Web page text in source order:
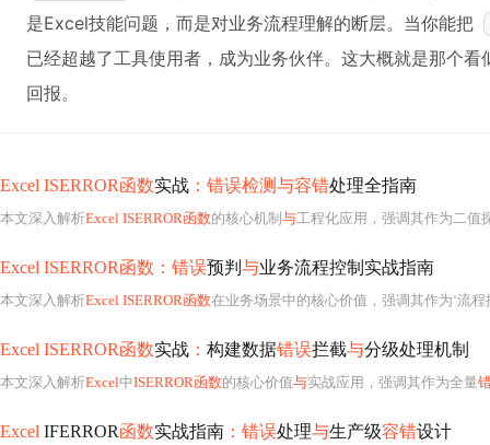
是Excel技能问题，而是对业务流程理解的断层。当你能把
已经超越了工具使用者，成为业务伙伴。这大概就是那个
回报。
Excel ISERROR函数实战 ：错误检测与容错处理全指南
本文深入解析Excel ISERROR函数的核心机制 与工程化应用，强调其作为二值
Excel ISERROR函数：错误预判 与业务流程控制实战指南
本文深入解析Excel ISERROR函数在业务场景中的核心价值，强调其作为‘流程控制器’
Excel ISERROR函数实战 ： 构建数据错误拦截与分级处理机制
本文深入解析Excel中ISERROR函数的核心价值与实战应用，强调其作为全量
Excel IFERROR函数实战指南 ：错误处理与生产级容错设计